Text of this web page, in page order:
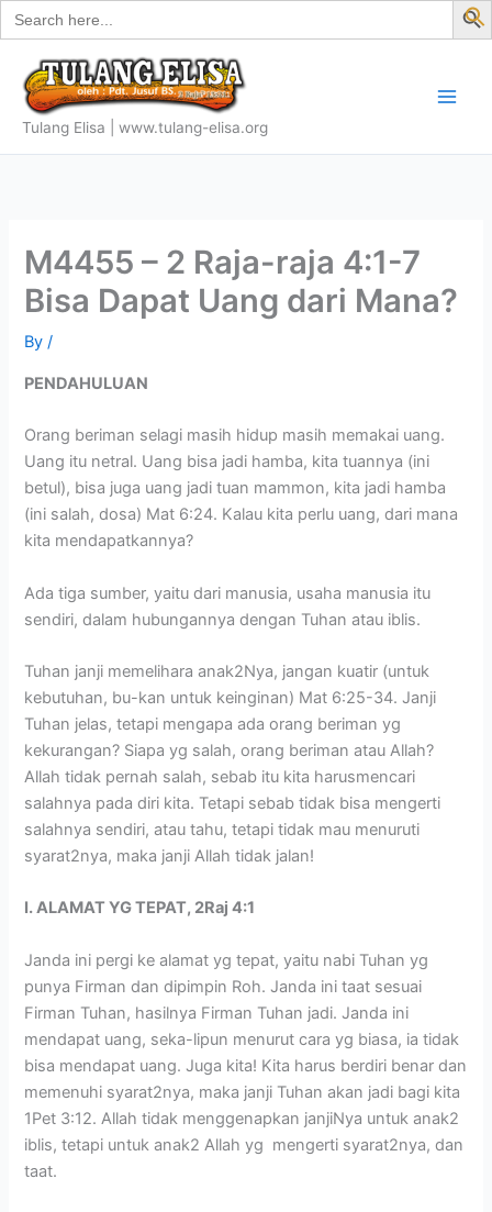
Search
for:
Skip
to
content
Tulang Elisa | www.tulang-elisa.org
M4455 – 2 Raja-raja 4:1-7
Bisa Dapat Uang dari Mana?
By/
PENDAHULUAN
Orang beriman selagi masih hidup masih memakai uang.
Uang itu netral. Uang bisa jadi hamba, kita tuannya (ini
betul), bisa juga uang jadi tuan mammon, kita jadi hamba
(ini salah, dosa) Mat 6:24. Kalau kita perlu uang, dari mana
kita mendapatkannya?
Ada tiga sumber, yaitu dari manusia, usaha manusia itu
sendiri, dalam hubungannya dengan Tuhan atau iblis.
Tuhan janji memelihara anak2Nya, jangan kuatir (untuk
kebutuhan, bu-kan untuk keinginan) Mat 6:25-34. Janji
Tuhan jelas, tetapi mengapa ada orang beriman yg
kekurangan? Siapa yg salah, orang beriman atau Allah?
Allah tidak pernah salah, sebab itu kita harusmencari
salahnya pada diri kita. Tetapi sebab tidak bisa mengerti
salahnya sendiri, atau tahu, tetapi tidak mau menuruti
syarat2nya, maka janji Allah tidak jalan!
I. ALAMAT YG TEPAT, 2Raj 4:1
Janda ini pergi ke alamat yg tepat, yaitu nabi Tuhan yg
punya Firman dan dipimpin Roh. Janda ini taat sesuai
Firman Tuhan, hasilnya Firman Tuhan jadi. Janda ini
mendapat uang, seka-lipun menurut cara yg biasa, ia tidak
bisa mendapat uang. Juga kita! Kita harus berdiri benar dan
memenuhi syarat2nya, maka janji Tuhan akan jadi bagi kita
1Pet 3:12. Allah tidak menggenapkan janjiNya untuk anak2
iblis, tetapi untuk anak2 Allah yg mengerti syarat2nya, dan
taat.